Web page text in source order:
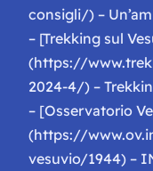
consigli/) –
– [Trekking sul
(https://
2024-4/) –
– [Osservatorio
(https://
vesuvio/1944) –